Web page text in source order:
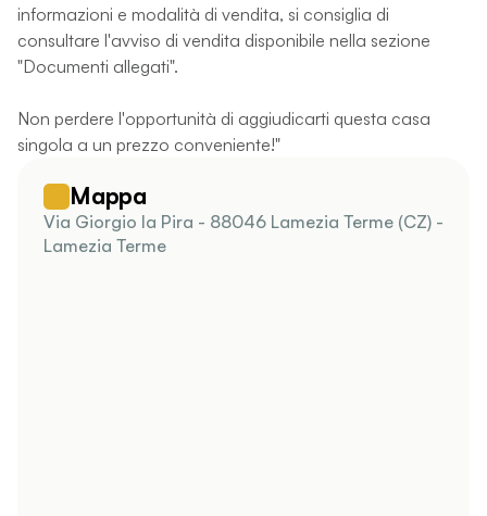
informazioni e modalità di vendita, si consiglia di
consultare l'avviso di vendita disponibile nella sezione
"Documenti allegati".
Non perdere l'opportunità di aggiudicarti questa casa
singola a un prezzo conveniente!"
Mappa
Via Giorgio la Pira - 88046 Lamezia Terme (CZ) -
Lamezia Terme